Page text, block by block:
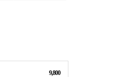
9,800